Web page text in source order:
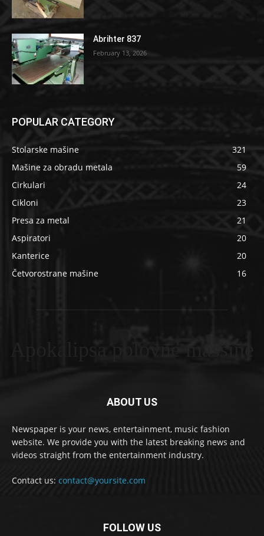
Abrihter 837
February 13, 2026
POPULAR CATEGORY
Stolarske mašine
321
Mašine za obradu metala
59
Cirkulari
24
Cikloni
23
Presa za metal
21
Aspiratori
20
Kanterice
20
Četvorostrane mašine
16
Apokalipsa polovne masšine
ABOUT US
Newspaper is your news, entertainment, music fashion
website. We provide you with the latest breaking news and
videos straight from the entertainment industry.
Contact us: contact@yoursite.com
FOLLOW US